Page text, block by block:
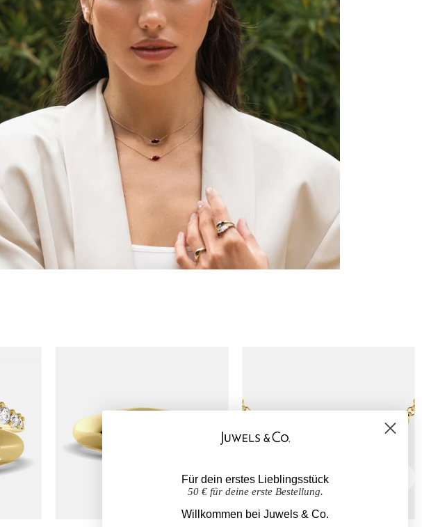
Für dein erstes Lieblingsstück
50 € für deine erste Bestellung.
Willkommen bei Juwels & Co.